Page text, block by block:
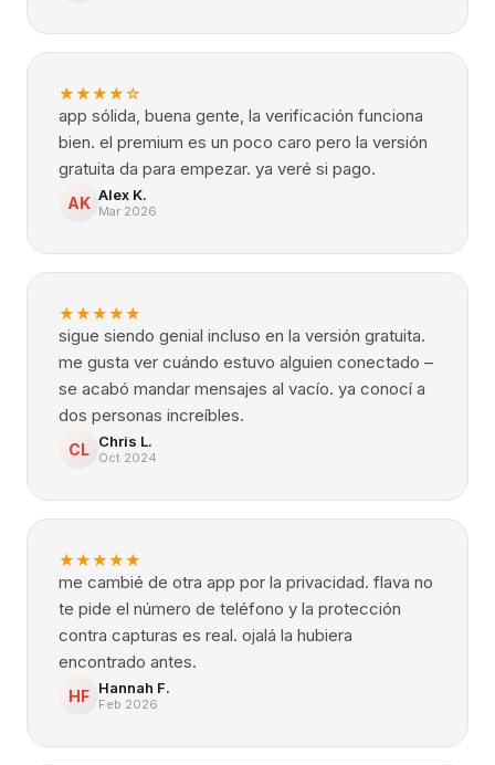
★★★★☆
app sólida, buena gente, la verificación funciona
bien. el premium es un poco caro pero la versión
gratuita da para empezar. ya veré si pago.
AK Alex K.
Mar 2026
★★★★★
sigue siendo genial incluso en la versión gratuita.
me gusta ver cuándo estuvo alguien conectado –
se acabó mandar mensajes al vacío. ya conocí a
dos personas increíbles.
CL Chris L.
Oct 2024
★★★★★
me cambié de otra app por la privacidad. flava no
te pide el número de teléfono y la protección
contra capturas es real. ojalá la hubiera
encontrado antes.
HF Hannah F.
Feb 2026